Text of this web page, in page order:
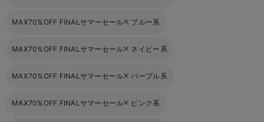
MAX70%OFF FINALサマーセール ブルー系
MAX70%OFF FINALサマーセール ネイビー系
MAX70%OFF FINALサマーセール パープル系
MAX70%OFF FINALサマーセール ピンク系